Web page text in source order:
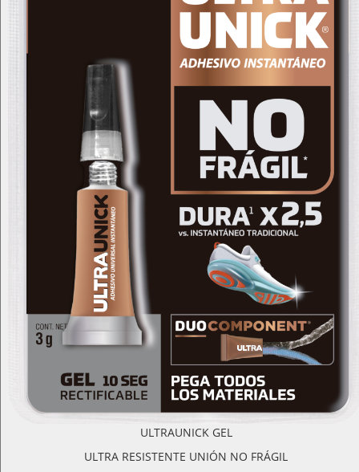
ULTRAUNICK GEL
ULTRA RESISTENTE UNIÓN NO FRÁGIL